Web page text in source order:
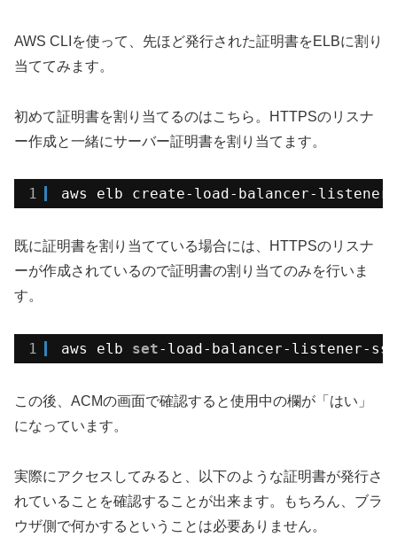
AWS CLIを使って、先ほど発行された証明書をELBに割り
当ててみます。
初めて証明書を割り当てるのはこちら。HTTPSのリスナ
ー作成と一緒にサーバー証明書を割り当てます。
1 aws elb create-load-balancer-listeners
既に証明書を割り当てている場合には、HTTPSのリスナ
ーが作成されているので証明書の割り当てのみを行いま
す。
1 aws elb set-load-balancer-listener-
この後、ACMの画面で確認すると使用中の欄が「はい」
になっています。
実際にアクセスしてみると、以下のような証明書が発行さ
れていることを確認することが出来ます。もちろん、ブラ
ウザ側で何かするということは必要ありません。